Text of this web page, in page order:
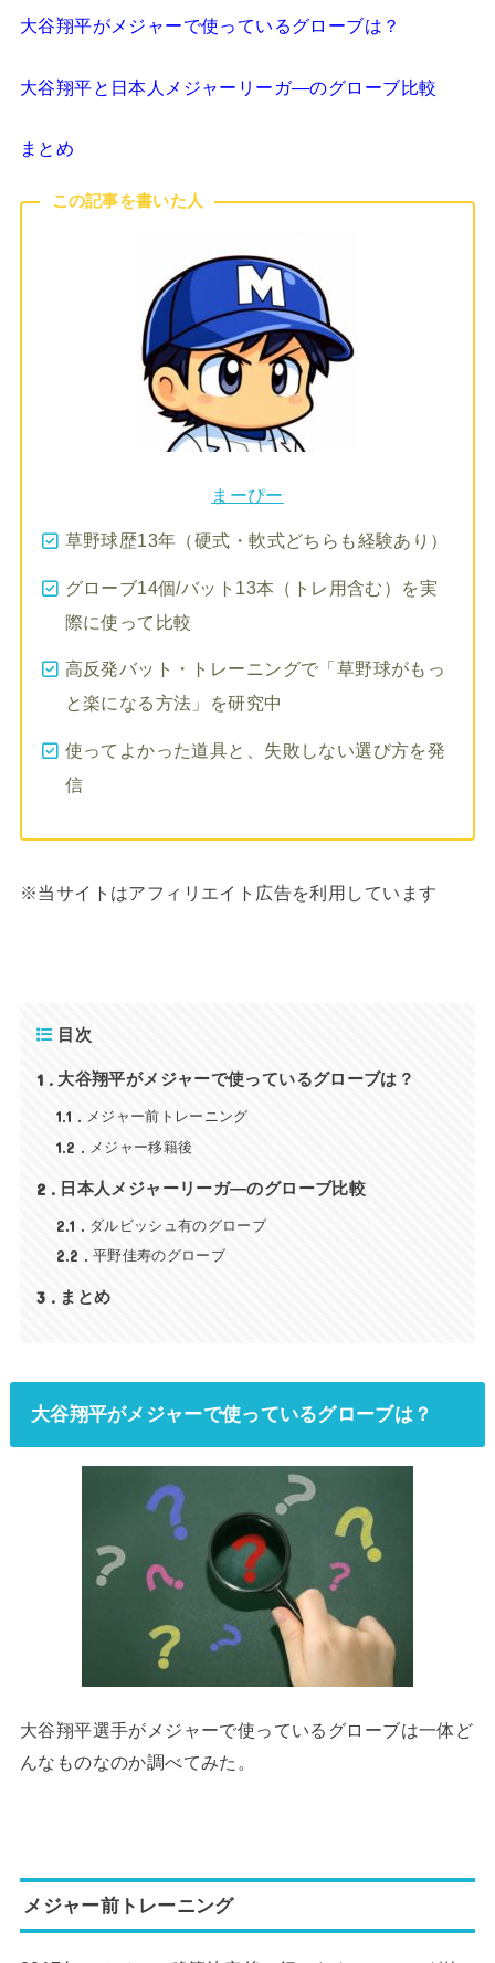
大谷翔平がメジャーで使っているグローブは？
大谷翔平と日本人メジャーリーガ―のグローブ比較
まとめ
この記事を書いた人
まーぴー
草野球歴13年（硬式・軟式どちらも経験あり）
グローブ14個/バット13本（トレ用含む）を実
際に使って比較
高反発バット・トレーニングで「草野球がもっ
と楽になる方法」を研究中
使ってよかった道具と、失敗しない選び方を発
信
※当サイトはアフィリエイト広告を利用しています
目次
1 大谷翔平がメジャーで使っているグローブは？
1.1 メジャー前トレーニング
1.2 メジャー移籍後
2 日本人メジャーリーガ―のグローブ比較
2.1 ダルビッシュ有のグローブ
2.2 平野佳寿のグローブ
3 まとめ
大谷翔平がメジャーで使っているグローブは？
大谷翔平選手がメジャーで使っているグローブは一体ど
んなものなのか調べてみた。
メジャー前トレーニング